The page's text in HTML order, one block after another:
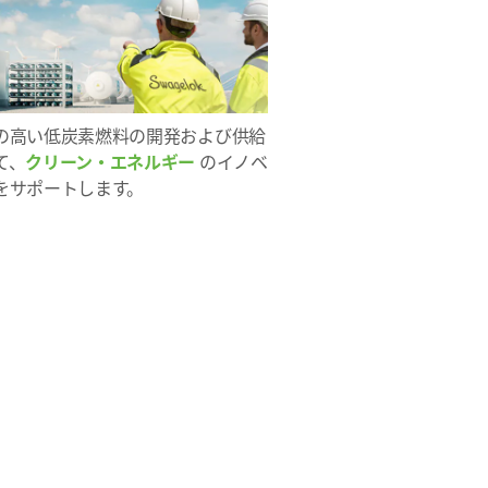
高い低炭素燃料の開発および供給
クリーン・エネルギー のイノベ
ポートします。